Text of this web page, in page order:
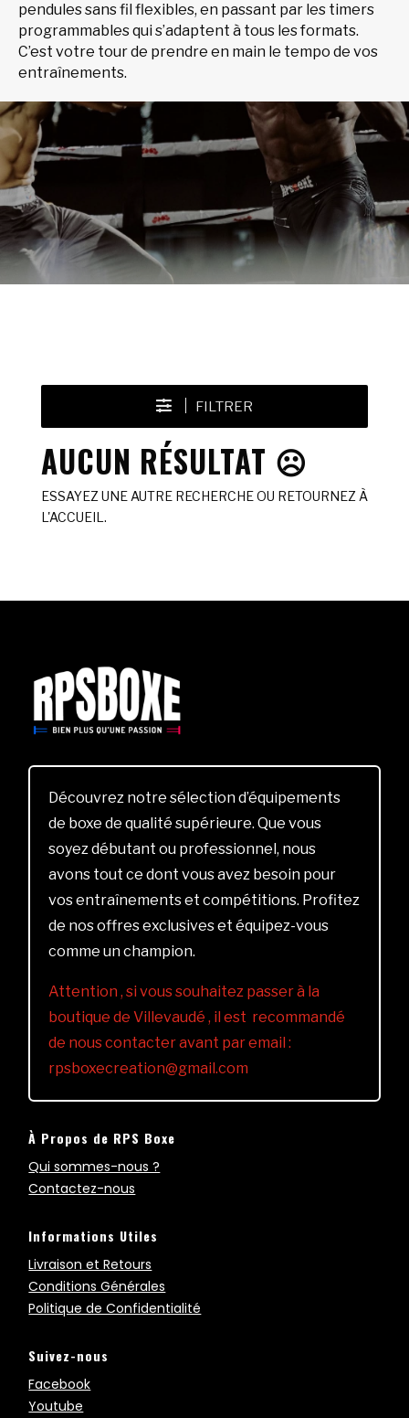
pendules sans fil flexibles, en passant par les timers
programmables qui s’adaptent à tous les formats.
C’est votre tour de prendre en main le tempo de vos
entraînements.
FILTRER
AUCUN RÉSULTAT ☹️
ESSAYEZ UNE AUTRE RECHERCHE OU RETOURNEZ À
L'ACCUEIL.
Découvrez notre sélection d’équipements
de boxe de qualité supérieure. Que vous
soyez débutant ou professionnel, nous
avons tout ce dont vous avez besoin pour
vos entraînements et compétitions. Profitez
de nos offres exclusives et équipez-vous
comme un champion.
Attention , si vous souhaitez passer à la
boutique de Villevaudé , il est recommandé
de nous contacter avant par email :
rpsboxecreation@gmail.com
À Propos de RPS Boxe
Qui sommes-nous ?
Contactez-nous
Informations Utiles
Livraison et Retours
Conditions Générales
Politique de Confidentialité
Suivez-nous
Facebook
Youtube